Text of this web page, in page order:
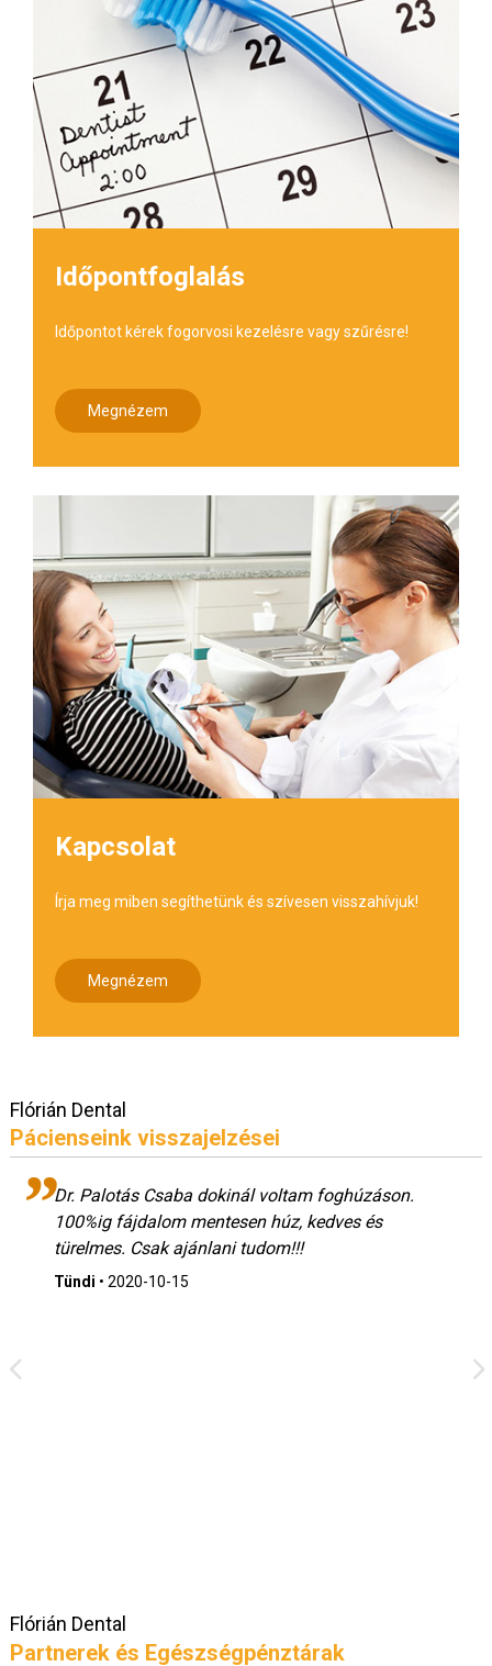
Időpontfoglalás
Időpontot kérek fogorvosi kezelésre vagy szűrésre!
Megnézem
Kapcsolat
Írja meg miben segíthetünk és szívesen visszahívjuk!
Megnézem
Flórián Dental
Pácienseink visszajelzései
Dr. Palotás Csaba dokinál voltam foghúzáson.
100%ig fájdalom mentesen húz, kedves és
türelmes. Csak ajánlani tudom!!!
Tündi • 2020-10-15
Flórián Dental
Partnerek és Egészségpénztárak